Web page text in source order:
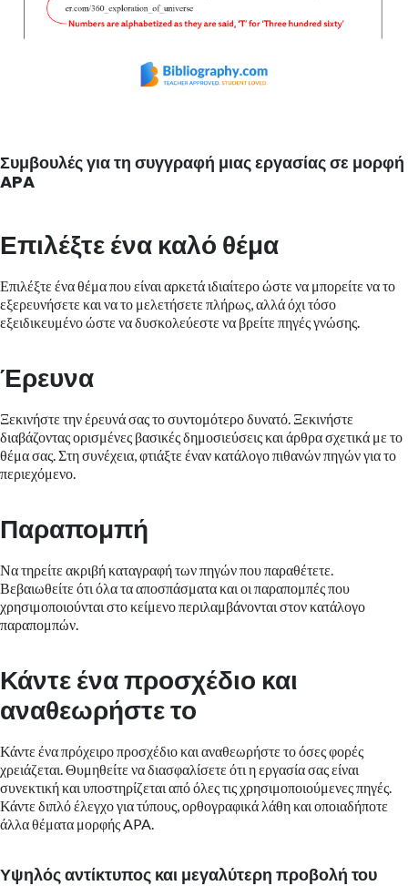
Συμβουλές για τη συγγραφή μιας εργασίας σε μορφή
APA
Επιλέξτε ένα καλό θέμα
Επιλέξτε ένα θέμα που είναι αρκετά ιδιαίτερο ώστε να μπορείτε να το
εξερευνήσετε και να το μελετήσετε πλήρως, αλλά όχι τόσο
εξειδικευμένο ώστε να δυσκολεύεστε να βρείτε πηγές γνώσης.
Έρευνα
Ξεκινήστε την έρευνά σας το συντομότερο δυνατό. Ξεκινήστε
διαβάζοντας ορισμένες βασικές δημοσιεύσεις και άρθρα σχετικά με το
θέμα σας. Στη συνέχεια, φτιάξτε έναν κατάλογο πιθανών πηγών για το
περιεχόμενο.
Παραπομπή
Να τηρείτε ακριβή καταγραφή των πηγών που παραθέτετε.
Βεβαιωθείτε ότι όλα τα αποσπάσματα και οι παραπομπές που
χρησιμοποιούνται στο κείμενο περιλαμβάνονται στον κατάλογο
παραπομπών.
Κάντε ένα προσχέδιο και
αναθεωρήστε το
Κάντε ένα πρόχειρο προσχέδιο και αναθεωρήστε το όσες φορές
χρειάζεται. Θυμηθείτε να διασφαλίσετε ότι η εργασία σας είναι
συνεκτική και υποστηρίζεται από όλες τις χρησιμοποιούμενες πηγές.
Κάντε διπλό έλεγχο για τύπους, ορθογραφικά λάθη και οποιαδήποτε
άλλα θέματα μορφής APA.
Υψηλός αντίκτυπος και μεγαλύτερη προβολή του